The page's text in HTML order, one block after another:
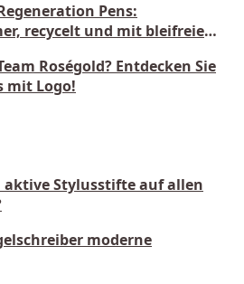
Pens:
recycelt und mit bleifreier
Roségold? Entdecken Sie
mit Logo!
Stylusstifte auf allen
moderne